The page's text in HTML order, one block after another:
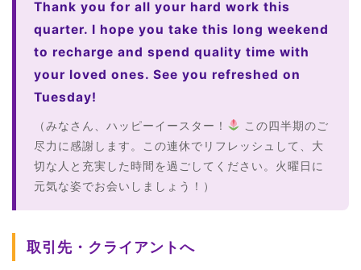
Thank you for all your hard work this
quarter. I hope you take this long weekend
to recharge and spend quality time with
your loved ones. See you refreshed on
Tuesday!
（みなさん、ハッピーイースター！
この四半期のご
尽力に感謝します。この連休でリフレッシュして、大
切な人と充実した時間を過ごしてください。火曜日に
元気な姿でお会いしましょう！）
取引先・クライアントへ